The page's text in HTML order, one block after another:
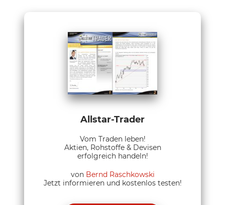
Allstar-Trader
Vom Traden leben!
Aktien, Rohstoffe & Devisen
erfolgreich handeln!
von Bernd Raschkowski
Jetzt informieren und kostenlos testen!